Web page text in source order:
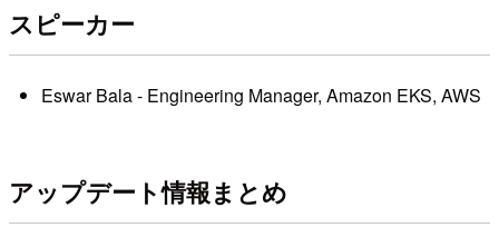
スピーカー
Eswar Bala - Engineering Manager, Amazon EKS, AWS
アップデート情報まとめ